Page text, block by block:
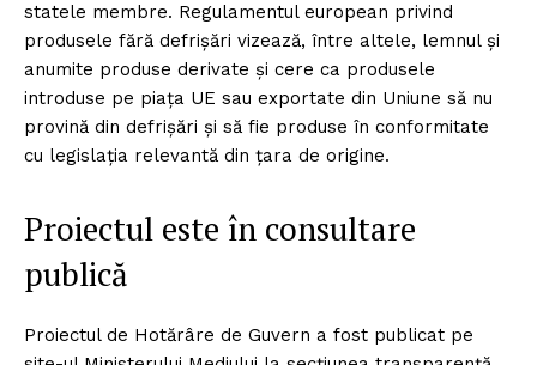
statele membre. Regulamentul european privind
produsele fără defrișări vizează, între altele, lemnul și
anumite produse derivate și cere ca produsele
introduse pe piața UE sau exportate din Uniune să nu
provină din defrișări și să fie produse în conformitate
cu legislația relevantă din țara de origine.
Proiectul este în consultare
publică
Proiectul de Hotărâre de Guvern a fost publicat pe